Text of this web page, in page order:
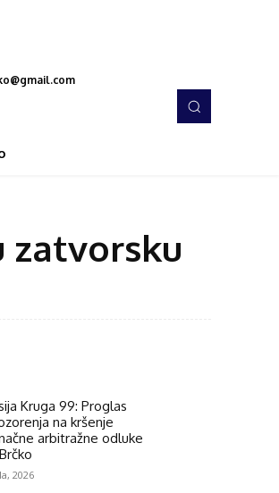
zatvorsku
Kruga 99: Proglas
na kršenje
arbitražne odluke
2026